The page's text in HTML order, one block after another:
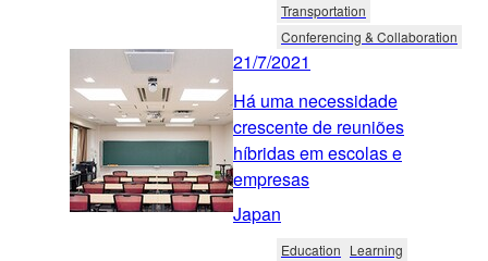
Transportation
Conferencing & Collaboration
21/7/2021
Há uma necessidade
crescente de reuniões
híbridas em escolas e
empresas
Japan
Education Learning